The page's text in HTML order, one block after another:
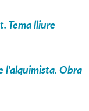
Tema lliure
l'alquimista. Obra